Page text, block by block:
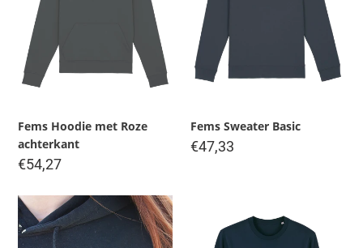
Fems Hoodie met Roze
achterkant
Regular
€54,27
Fems Sweater Basic
Regular
€47,33
Fems
Hoodie
Basic
Sweater